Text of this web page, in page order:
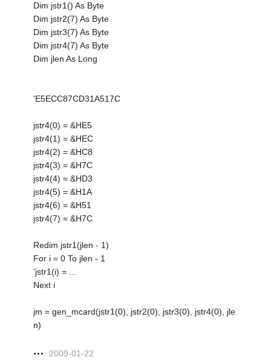
Dim jstr1() As Byte
Dim jstr2(7) As Byte
Dim jstr3(7) As Byte
Dim jstr4(7) As Byte
Dim jlen As Long
'E5ECC87CD31A517C
jstr4(0) = &HE5
jstr4(1) = &HEC
jstr4(2) = &HC8
jstr4(3) = &H7C
jstr4(4) = &HD3
jstr4(5) = &H1A
jstr4(6) = &H51
jstr4(7) = &H7C
Redim jstr1(jlen - 1)
For i = 0 To jlen - 1
'jstr1(i) = ...
Next i
jm = gen_mcard(jstr1(0), jstr2(0), jstr3(0), jstr4(0), jle
n)
2009-01-22